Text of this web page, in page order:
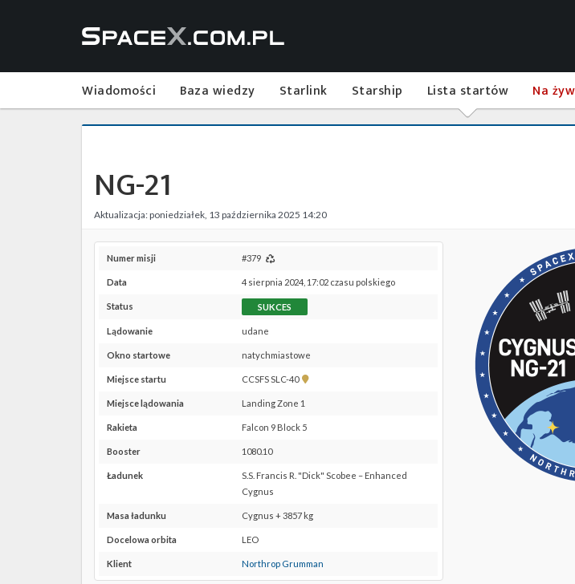
Wiadomości Baza wiedzy Starlink Starship Lista startów Na
NG-21
Aktualizacja: poniedziałek, 13 października 2025 14:20
Numer misji #379
Data 4 sierpnia 2024, 17:02 czasu polskiego
Status SUKCES
Lądowanie udane
Okno startowe natychmiastowe
Miejsce startu CCSFS SLC-40
Pokaż
Maps
Miejsce lądowania Landing Zone 1
Rakieta Falcon 9 Block 5
Booster 1080.10
Ładunek
S.S. Francis R. "Dick" Scobee – Enhanced
Cygnus
Masa ładunku Cygnus + 3857 kg
Docelowa orbita LEO
Klient Northrop Grumman